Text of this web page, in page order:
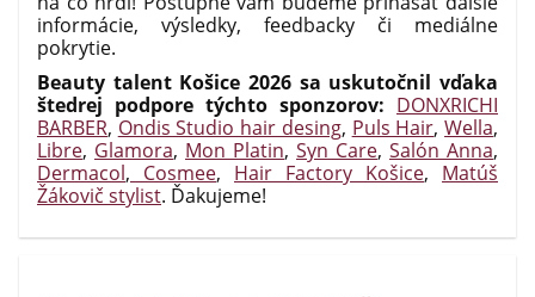
informácie, výsledky, feedbacky či mediálne
pokrytie.
Beauty talent Košice 2026 sa uskutočnil vďaka
štedrej podpore týchto sponzorov: DONXRICHI
BARBER, Ondis Studio hair desing, Puls Hair,Wella,
Libre, Glamora, Mon Platin, Syn Care, Salón Anna,
Dermacol, Cosmee, Hair Factory Košice, Matúš
Žákovič stylist. Ďakujeme!